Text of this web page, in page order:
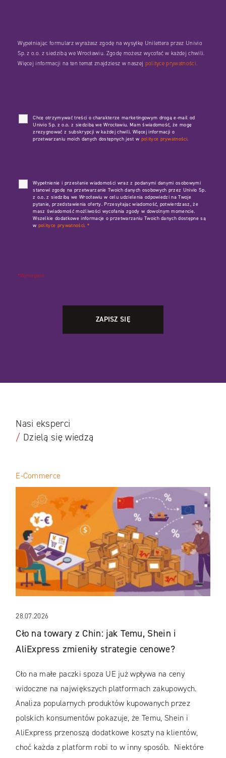
Wypełniając formularz wyrażasz zgodę na wysyłkę Unilettera przez Univio
Sp. z o.o. z siedzibą we Wrocławiu. Zgodę możesz wycofać w każdej chwili.
Więcej informacji na ten temat znajdziesz w naszej polityce prywatności.
Chcę otrzymywać treści o charakterze marketingowym drogą e-mail od
Univio Sp. z o.o. z siedzibą we Wrocławiu. Mam świadomość, że mogę
zrezygnować z subskrypcji w każdej chwili. Więcej informacji o
przetwarzaniu moich danych dostępnych jest w polityce prywatności.
Wypełnienie i przesłanie wiadomości wraz z podanymi danymi osobowymi
stanowi zgodę na przetwarzanie Twoich danych osobowych przez Univio Sp.
z o.o. z siedzibą we Wrocławiu w celu udzielenia odpowiedzi na Twoje
pytanie, przedstawienia oferty. Przesyłając wiadomość, potwierdzasz, że
masz świadomość możliwości wycofania zgody w dowolnym momencie.
Wszelkie dodatkowe informacje o przetwarzaniu Twoich danych dostępne są
w polityce prywatności. *
*Wymagane
Nasi eksperci
/ Dzielą się wiedzą
28.07.2026
Cło na towary z Chin: jak Temu, Shein i
AliExpress zmieniły strategie cenowe?
E-Commerce
Cło na małe paczki spoza UE już wpływa na ceny
widoczne na największych platformach zakupowych.
Analiza popularnych produktów kupowanych przez
polskich konsumentów pokazuje, że Temu, Shein i
AliExpress przenoszą dodatkowe koszty na klientów,
choć każda z platform robi to w inny sposób. Niektóre